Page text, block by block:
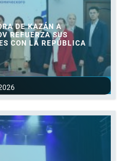
DE KAZÁN A
REFUERZA SUS
CON LA REPÚBLICA